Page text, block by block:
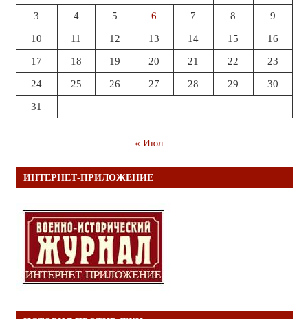
3 4 5 6 7 8 9
10 11 12 13 14 15 16
17 18 19 20 21 22 23
24 25 26 27 28 29 30
31
« Июл
ИНТЕРНЕТ-ПРИЛОЖЕНИЕ